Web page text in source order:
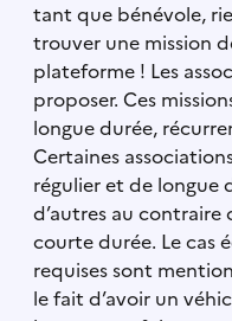
tant que bénévole,
trouver une mission
plateforme ! Les
proposer. Ces
longue durée,
Certaines
régulier et de longue
d’autres au
courte durée. Le cas
requises sont
le fait d’avoir un